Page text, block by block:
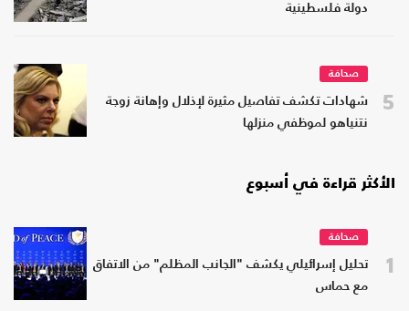
دولة فلسطينية
5
صحافة
شهادات تكشف تفاصيل مثيرة لإذلال وإهانة زوجة
نتنياهو لموظفي منزلها
الأكثر قراءة في أسبوع
1
صحافة
تحليل إسرائيلي يكشف "الجانب المظلم" من الاتفاق
مع حماس